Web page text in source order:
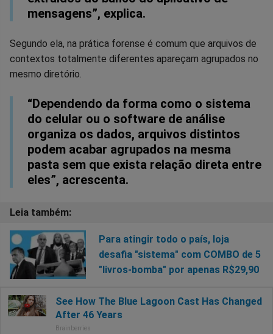
mensagens”, explica.
Segundo ela, na prática forense é comum que arquivos de
contextos totalmente diferentes apareçam agrupados no
mesmo diretório.
“Dependendo da forma como o sistema
do celular ou o software de análise
organiza os dados, arquivos distintos
podem acabar agrupados na mesma
pasta sem que exista relação direta entre
eles”, acrescenta.
Para atingir todo o país, loja
desafia "sistema" com COMBO de 5
"livros-bomba" por apenas R$29,90